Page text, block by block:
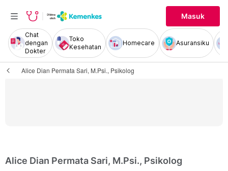
Masuk
Chat
dengan
Dokter
Toko
Kesehatan
Homecare Asuransiku
Alice Dian Permata Sari, M.Psi., Psikolog
Alice Dian Permata Sari, M.Psi., Psikolog